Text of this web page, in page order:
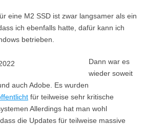
eine M2 SSD ist zwar langsamer als ein
ich ebenfalls hatte, dafür kann ich
betrieben.
Dann war es
wieder soweit
auch Adobe. Es wurden
für teilweise sehr kritische
Allerdings hat man wohl
die Updates für teilweise massive